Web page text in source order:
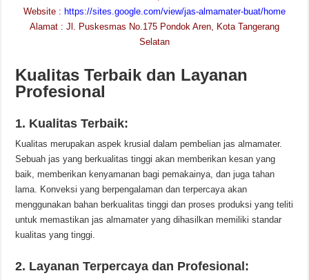
Website : https://sites.google.com/view/jas-almamater-buat/home
Alamat : Jl. Puskesmas No.175 Pondok Aren, Kota Tangerang
Selatan
Kualitas Terbaik dan Layanan
Profesional
1. Kualitas Terbaik:
Kualitas merupakan aspek krusial dalam pembelian jas almamater.
Sebuah jas yang berkualitas tinggi akan memberikan kesan yang
baik, memberikan kenyamanan bagi pemakainya, dan juga tahan
lama. Konveksi yang berpengalaman dan terpercaya akan
menggunakan bahan berkualitas tinggi dan proses produksi yang teliti
untuk memastikan jas almamater yang dihasilkan memiliki standar
kualitas yang tinggi.
2. Layanan Terpercaya dan Profesional: